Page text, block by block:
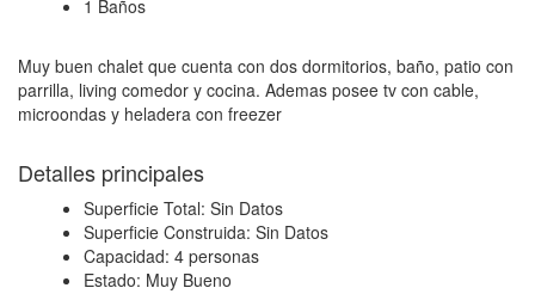
1 Baños
Muy buen chalet que cuenta con dos dormitorios, baño, patio con
parrilla, living comedor y cocina. Ademas posee tv con cable,
microondas y heladera con freezer
Detalles principales
Superficie Total: Sin Datos
Superficie Construida: Sin Datos
Capacidad: 4 personas
Estado: Muy Bueno